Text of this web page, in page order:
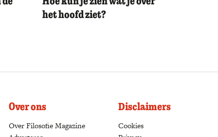
het hoofd ziet?
Over ons
Over Filosofie Magazine
Disclaimers
Cookies